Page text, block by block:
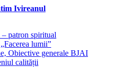
patron spiritual
lumii”
Obiective generale BJAI
calității